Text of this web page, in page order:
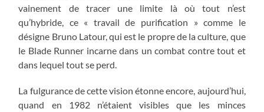
vainement de tracer une limite là où tout n’est
qu’hybride, ce « travail de purification » comme le
désigne Bruno Latour, qui est le propre de la culture, que
le Blade Runner incarne dans un combat contre tout et
dans lequel tout se perd.
La fulgurance de cette vision étonne encore, aujourd’hui,
quand en 1982 n’étaient visibles que les minces